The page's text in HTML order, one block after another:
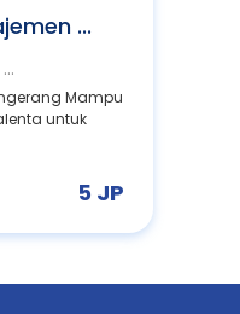
...
Mampu
untuk
5 JP